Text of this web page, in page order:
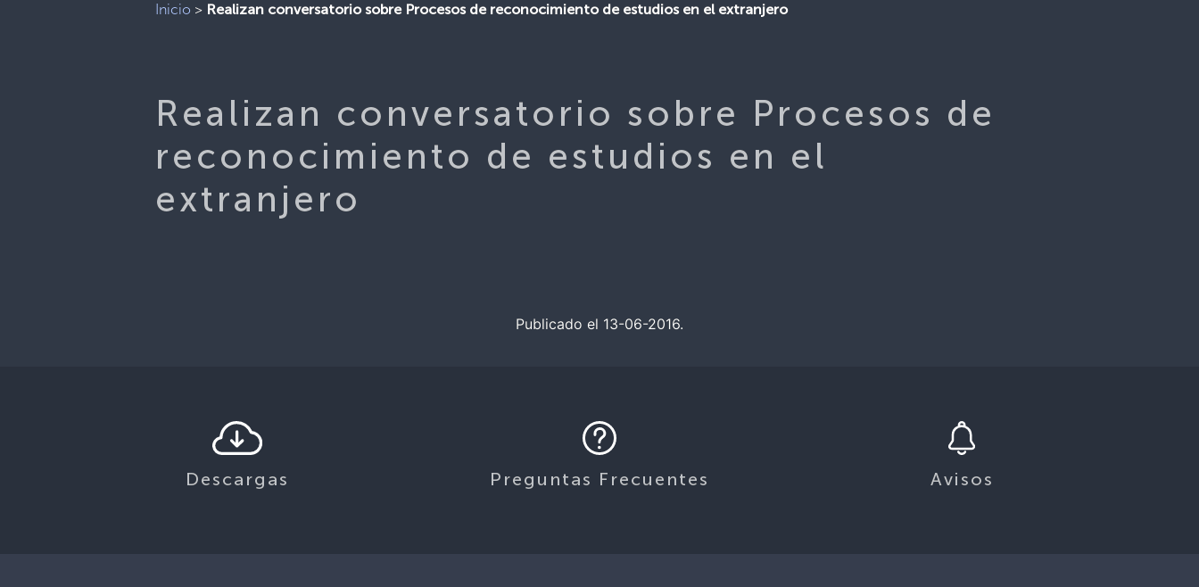
Inicio > Realizan conversatorio sobre Procesos de reconocimiento de estudios en el extranjero
Realizan conversatorio sobre Procesos de
reconocimiento de estudios en el
extranjero
Publicado el 13-06-2016.
Descargas Preguntas Frecuentes Avisos